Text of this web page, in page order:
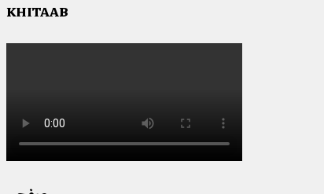
KHITAAB